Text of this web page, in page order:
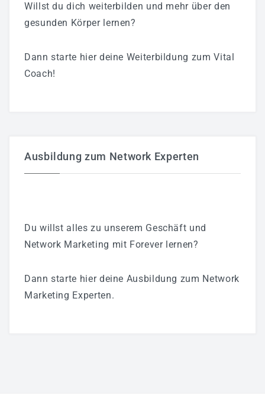
Willst du dich weiterbilden und mehr über den
gesunden Körper lernen?
Dann starte hier deine Weiterbildung zum Vital
Coach!
Ausbildung zum Network Experten
Du willst alles zu unserem Geschäft und
Network Marketing mit Forever lernen?
Dann starte hier deine Ausbildung zum Network
Marketing Experten.